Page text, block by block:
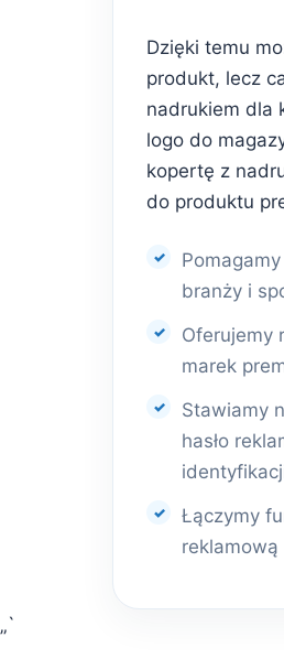
Dzięki temu
produkt, lecz
nadrukiem dla
logo do
kopertę z
do produktu
branży i
Oferujemy
marek
Stawiamy
hasło
Łączymy
„`